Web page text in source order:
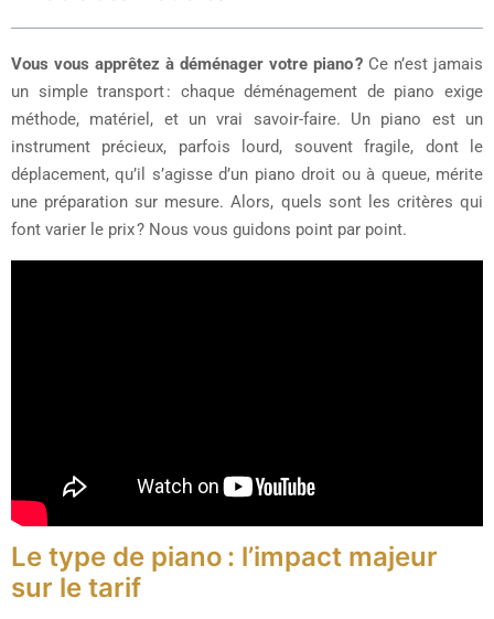
Vous vous apprêtez à déménager votre piano ? Ce n’est jamais
un simple transport : chaque déménagement de piano exige
méthode, matériel, et un vrai savoir-faire. Un piano est un
instrument précieux, parfois lourd, souvent fragile, dont le
déplacement, qu’il s’agisse d’un piano droit ou à queue, mérite
une préparation sur mesure. Alors, quels sont les critères qui
font varier le prix ? Nous vous guidons point par point.
Le type de piano : l’impact majeur
sur le tarif